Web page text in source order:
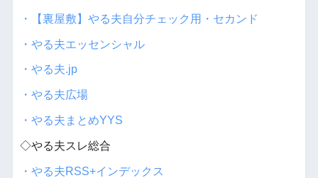
・【裏屋敷】やる夫自分チェック用・セカンド
・やる夫エッセンシャル
・やる夫.jp
・やる夫広場
・やる夫まとめYYS
◇やる夫スレ総合
・やる夫RSS+インデックス